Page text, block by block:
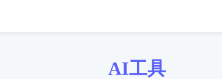
AI工具